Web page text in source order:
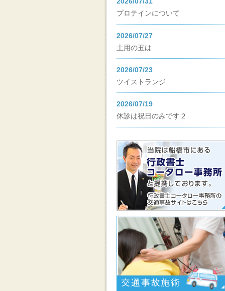
プロテインについて
2026/07/27
土用の丑は
2026/07/23
ツイストランジ
2026/07/19
休診は祝日のみです２